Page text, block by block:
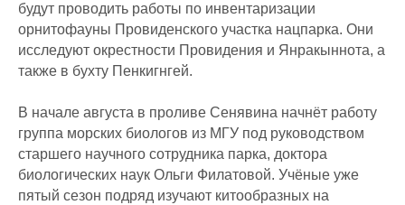
будут проводить работы по инвентаризации
орнитофауны Провиденского участка нацпарка. Они
исследуют окрестности Провидения и Янракыннота, а
также в бухту Пенкигнгей.
В начале августа в проливе Сенявина начнёт работу
группа морских биологов из МГУ под руководством
старшего научного сотрудника парка, доктора
биологических наук Ольги Филатовой. Учёные уже
пятый сезон подряд изучают китообразных на